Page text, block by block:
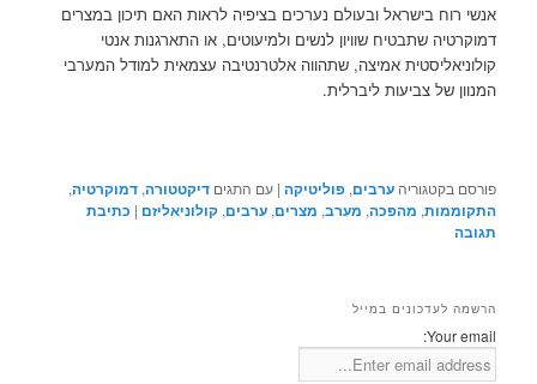
אנשי רוח בישראל ובעולם נערכים בציפיה לראות האם תיכון במצרים
דמוקרטיה שתבטיח שוויון לנשים ולמיעוטים, או התארגנות אנטי
קולוניאליסטית אמיצה, שתהווה אלטרנטיבה עצמאית למודל המערבי
המנוון של צביעות ליברלית.
פורסם בקטגוריה ערבים,פוליטיקה |עם התגים דיקטטורה,דמוקרטיה,
התקוממות, מהפכה, מערב, מצרים,ערבים,קולוניאליזם | כתיבת
תגובה
הרשמה לעדכונים במייל
Your email: